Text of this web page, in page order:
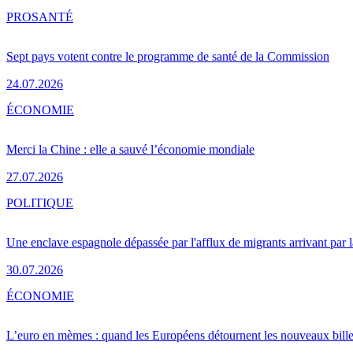
Sept pays votent contre le programme de santé de la Commission
24.07.2026
PROSANTÉ
Merci la Chine : elle a sauvé l’économie mondiale
27.07.2026
ÉCONOMIE
Une enclave espagnole dépassée par l'afflux de migrants arrivant par
30.07.2026
POLITIQUE
L’euro en mèmes : quand les Européens détournent les nouveaux
ÉCONOMIE